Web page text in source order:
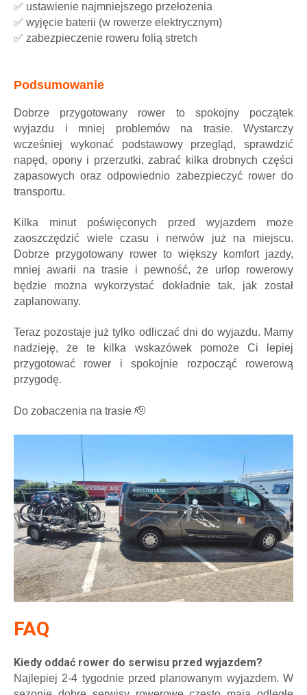
✅ ustawienie najmniejszego przełożenia
✅ wyjęcie baterii (w rowerze elektrycznym)
✅ zabezpieczenie roweru folią stretch
Podsumowanie
Dobrze przygotowany rower to spokojny początek
wyjazdu i mniej problemów na trasie. Wystarczy
wcześniej wykonać podstawowy przegląd, sprawdzić
napęd, opony i przerzutki, zabrać kilka drobnych części
zapasowych oraz odpowiednio zabezpieczyć rower do
transportu.
Kilka minut poświęconych przed wyjazdem może
zaoszczędzić wiele czasu i nerwów już na miejscu.
Dobrze przygotowany rower to większy komfort jazdy,
mniej awarii na trasie i pewność, że urlop rowerowy
będzie można wykorzystać dokładnie tak, jak został
zaplanowany.
Teraz pozostaje już tylko odliczać dni do wyjazdu. Mamy
nadzieję, że te kilka wskazówek pomoże Ci lepiej
przygotować rower i spokojnie rozpocząć rowerową
przygodę.
Do zobaczenia na trasie 🫡
FAQ
Kiedy oddać rower do serwisu przed wyjazdem?
Najlepiej 2-4 tygodnie przed planowanym wyjazdem. W